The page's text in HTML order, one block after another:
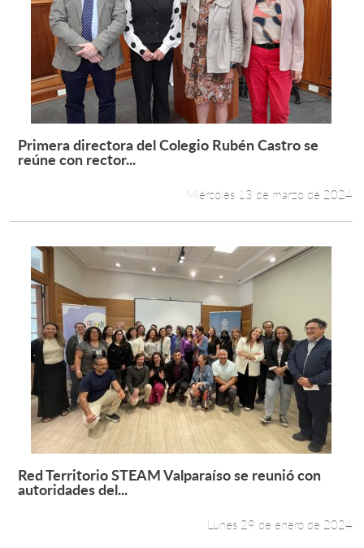
Leer más +
Primera directora del Colegio Rubén Castro se
reúne con rector...
Miércoles 13 de marzo de 2024
Leer más +
Red Territorio STEAM Valparaíso se reunió con
autoridades del...
Lunes 29 de enero de 2024